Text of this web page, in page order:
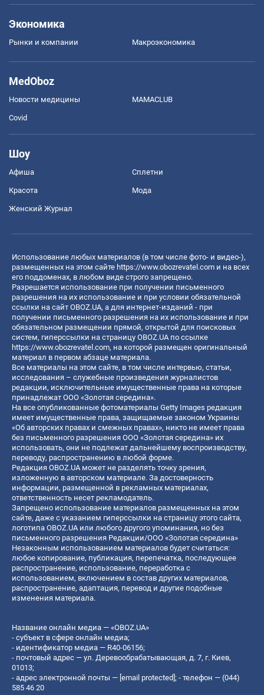
Экономика
Рынки и компании Mакроэкономика
MedOboz
Новости медицины MAMACLUB
Covid
Шоу
Афиша Сплетни
Красота Мода
Женский Журнал
Использование любых материалов (в том числе фото- и видео-),
размещенных на этом сайте https://www.obozrevatel.com и на всех
его поддоменах, в любом виде строго запрещено.
Разрешается использование при получении письменного
разрешения на их использование и при условии обязательной
ссылки на сайт OBOZ.UA, а для интернет-изданий - при
получении письменного разрешения на их использование и при
обязательном размещении прямой, открытой для поисковых
систем, гиперссылки на страницу OBOZ.UA по ссылке
https://www.obozrevatel.com, на которой размещен оригинальный
материал в первом абзаце материала.
Все материалы на этом сайте, в том числе интервью, статьи,
исследования – служебные произведения журналистов
редакции, исключительные имущественные права на которые
принадлежат ООО «Золотая середина».
На все опубликованные фотоматериалы Getty Images редакция
имеет имущественные права, защищаемые законом Украины
«Об авторских правах и смежных правах», никто не имеет права
без письменного разрешения ООО «Золотая середина» их
использовать, они не подлежат дальнейшему воспроизводству,
переводу, распространению в любой форме.
Редакция OBOZ.UA может не разделять точку зрения,
изложенную в авторском материале. За достоверность
информации, размещенной в рекламных материалах,
ответственность несет рекламодатель.
Запрещено использование материалов размещенных на этом
сайте, даже с указанием гиперссылки на страницу этого сайта,
логотипа OBOZ.UA или любого другого упоминания, но без
письменного разрешения Редакции/ООО «Золотая середина»
Незаконным использованием материалов будет считаться:
любое копирование, публикация, перепечатка, последующее
распространение, использование, переработка с
использованием, включением в состав других материалов,
распространение, адаптация, перевод и другие подобные
изменения материала.
Название онлайн медиа — «OBOZ.UA»
- субъект в сфере онлайн медиа;
- идентификатор медиа — R40-06156;
- почтовый адрес — ул. Деревообрабатывающая, д. 7, г. Киев,
01013;
- адрес электронной почты — [email protected]; - телефон — (044)
585 46 20